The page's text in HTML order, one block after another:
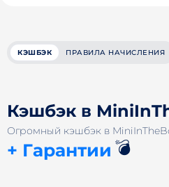
КЭШБЭК ПРАВИЛА НАЧИСЛЕНИЯ
Кэшбэк в
Огромный кэшбэк в
+ Гарантии 💣